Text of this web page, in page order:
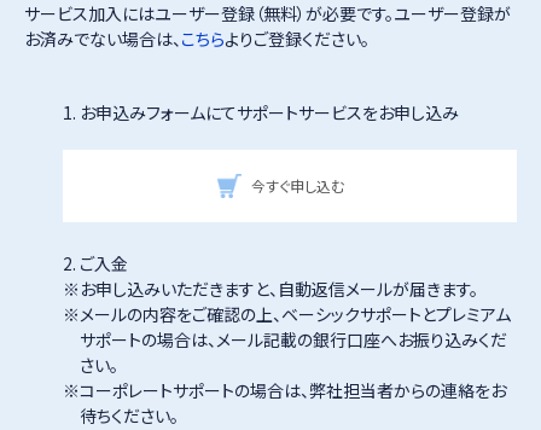
サービス加入にはユーザー登録（無料）が必要です。ユーザー登録が
お済みでない場合は、こちらよりご登録ください。
1. お申込みフォームにてサポートサービスをお申し込み
今すぐ申し込む
2. ご入金
お申し込みいただきますと、自動返信メールが届きます。
メールの内容をご確認の上、ベーシックサポートとプレミアム
サポートの場合は、メール記載の銀行口座へお振り込みくだ
さい。
コーポレートサポートの場合は、弊社担当者からの連絡をお
待ちください。